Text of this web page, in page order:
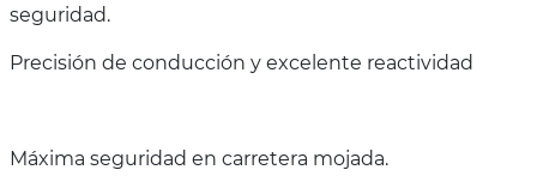
seguridad.
Precisión de conducción y excelente reactividad
Máxima seguridad en carretera mojada.